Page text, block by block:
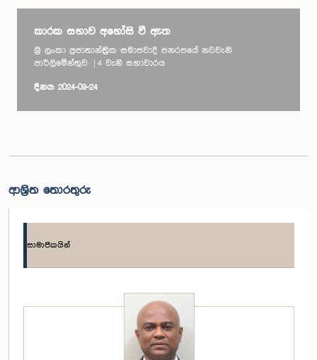
කාරක සභාව අහෝසි වී ඇත
ශ්‍රී ලංකා ප්‍රජාතාන්ත්‍රික සමාජවාදී ජනරජයේ නවවැනි
පාර්ලිමේන්තුව | 4 වැනි සභාවාරය
දිනය: 2024-09-24
ආශ්‍රිත තොරතුරු
සාමාජිකයින්